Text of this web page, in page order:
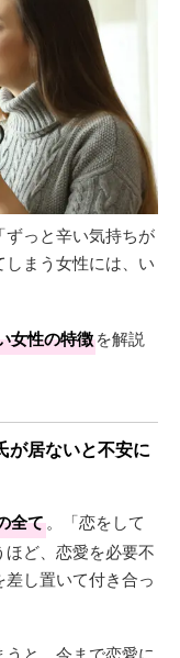
ずっと辛い気持ちが
まう女性には、い
女性の特徴を解説
が居ないと不安に
全て。「恋をして
ど、恋愛を必要不
し置いて付き合っ
と、今まで恋愛に